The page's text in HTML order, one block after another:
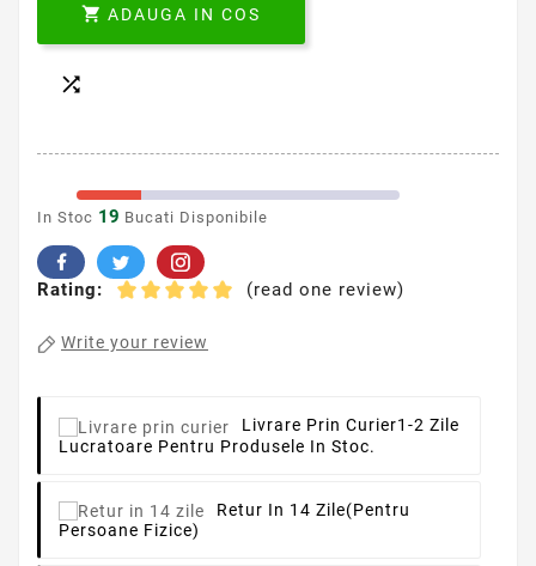
 ADAUGA IN COS

In Stoc 19 Bucati Disponibile
Rating: (read one review)
Write your review
Livrare Prin Curier1-2 Zile
Lucratoare Pentru Produsele In Stoc.
Retur In 14 Zile(pentru
Persoane Fizice)